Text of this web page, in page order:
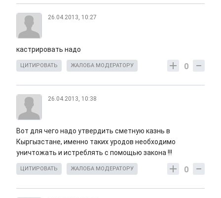
26.04.2013, 10:27
кастрировать надо
0
ЦИТИРОВАТЬ ЖАЛОБА МОДЕРАТОРУ
26.04.2013, 10:38
Вот для чего надо утвердить сметную казнь в
Кыргызстане, именно таких уродов необходимо
уничтожать и истреблять с помощью закона !!!
0
ЦИТИРОВАТЬ ЖАЛОБА МОДЕРАТОРУ